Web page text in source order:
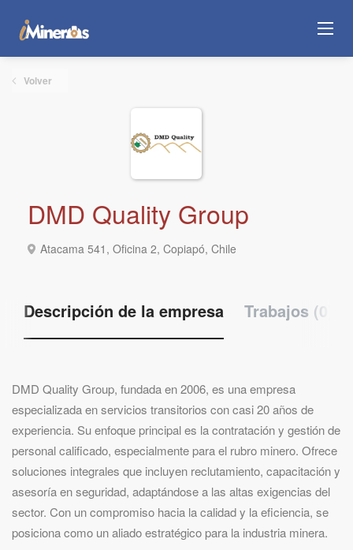
Volver
DMD Quality Group
Atacama 541, Oficina 2, Copiapó, Chile
Descripción de la empresa Trabajos (0)
DMD Quality Group, fundada en 2006, es una empresa
especializada en servicios transitorios con casi 20 años de
experiencia. Su enfoque principal es la contratación y gestión de
personal calificado, especialmente para el rubro minero. Ofrece
soluciones integrales que incluyen reclutamiento, capacitación y
asesoría en seguridad, adaptándose a las altas exigencias del
sector. Con un compromiso hacia la calidad y la eficiencia, se
posiciona como un aliado estratégico para la industria minera.